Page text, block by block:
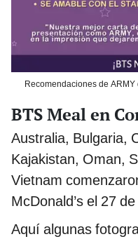
Recomendaciones de ARMY
BTS Meal en
Australia, Bulgaria,
Kajakistan, Oman,
Vietnam
McDonald’s el 27
Aquí algunas